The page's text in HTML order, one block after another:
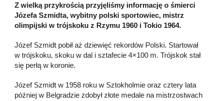
Z wielką przykrością przyjęliśmy informację o śmierci
Józefa Szmidta, wybitny polski sportowiec, mistrz
olimpijski w trójskoku z Rzymu 1960 i Tokio 1964.
Józef Szmidt pobił aż dziewięć rekordów Polski. Startował
w trójskoku, skoku w dal i sztafecie 4×100 m. Trójskok stał
się perłą w koronie.
Józef Szmidt w 1958 roku w Sztokholmie oraz cztery lata
później w Belgradzie zdobył złote medale na mistrzostwach